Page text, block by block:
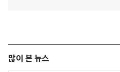
많이 본 뉴스